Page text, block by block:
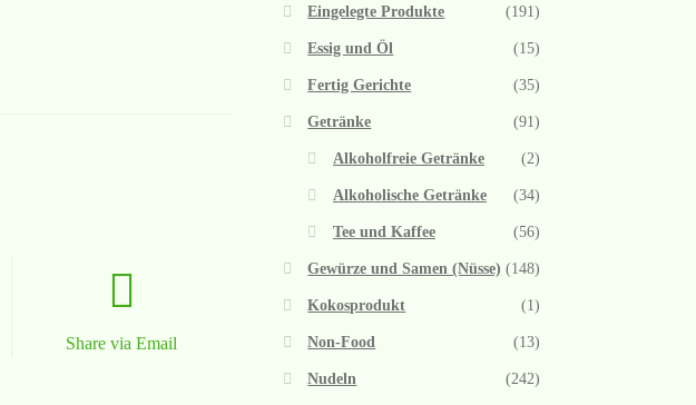
Share via Email
Eingelegte Produkte (191)
Essig und Öl (15)
Fertig Gerichte (35)
Getränke (91)
Alkoholfreie Getränke (2)
Alkoholische Getränke (34)
Tee und Kaffee (56)
Gewürze und Samen (Nüsse) (148)
Kokosprodukt (1)
Non-Food (13)
Nudeln (242)